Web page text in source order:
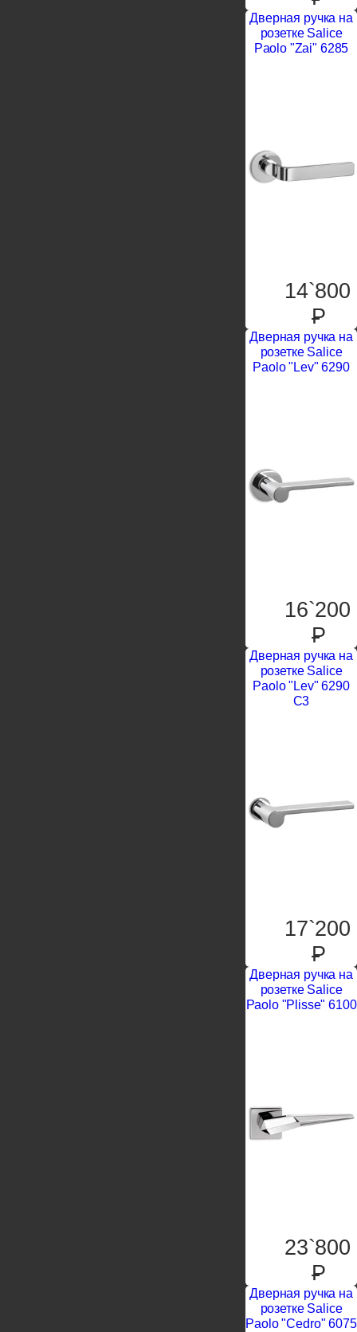
Дверная ручка на
розетке Salice
Paolo "Zai" 6285
14`800
P
Дверная ручка на
розетке Salice
Paolo "Lev" 6290
16`200
P
Дверная ручка на
розетке Salice
Paolo "Lev" 6290
C3
17`200
P
Дверная ручка на
розетке Salice
Paolo "Plisse" 6100
23`800
P
Дверная ручка на
розетке Salice
Paolo "Cedro" 6075